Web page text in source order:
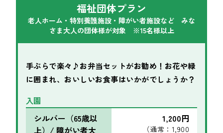
福祉団体プラン
老人ホーム・特別養護施設・障がい者施設など みな
さま大人の団体様が対象 ※15名様以上
手ぶらで楽々♪お弁当セットがお勧め！お花や緑
に囲まれ、おいしいお食事はいかがでしょうか？
入園
シルバー（65歳以
上）/ 障がい者大
1,200円
（通常：1,900